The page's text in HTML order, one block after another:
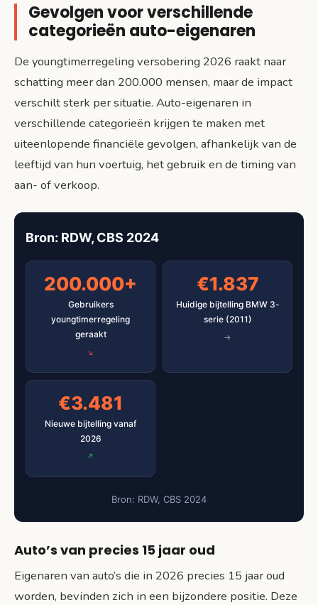
Gevolgen voor verschillende
categorieën auto-eigenaren
De youngtimerregeling versobering 2026 raakt naar
schatting meer dan 200.000 mensen, maar de impact
verschilt sterk per situatie. Auto-eigenaren in
verschillende categorieën krijgen te maken met
uiteenlopende financiële gevolgen, afhankelijk van de
leeftijd van hun voertuig, het gebruik en de timing van
aan- of verkoop.
Bron: RDW, CBS 2024
200.000+
Gebruikers
youngtimerregeling
geraakt
€1.837
Huidige bijtelling BMW 3-
serie (2011)
€3.481
Nieuwe bijtelling vanaf
2026
Bron: RDW, CBS 2024
Auto’s van precies 15 jaar oud
Eigenaren van auto’s die in 2026 precies 15 jaar oud
worden, bevinden zich in een bijzondere positie. Deze